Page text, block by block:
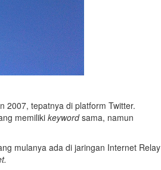
2007, tepatnya di platform Twitter.
memilikikeywordsama, namun
mulanya ada di jaringan Internet Relay